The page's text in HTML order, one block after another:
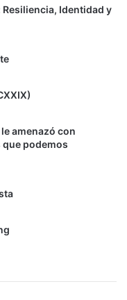
Identidad y
amenazó con
que podemos